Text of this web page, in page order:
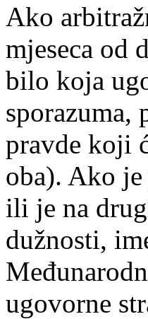
Ako
mjeseca od
bilo koja
sporazuma,
pravde koji
oba). Ako
ili je na
dužnosti,
ugovorne